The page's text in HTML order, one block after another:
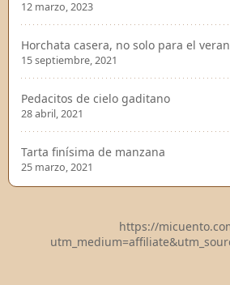
12 marzo, 2023
Horchata casera, no solo para el
15 septiembre, 2021
Pedacitos de cielo gaditano
28 abril, 2021
Tarta finísima de manzana
25 marzo, 2021
https://